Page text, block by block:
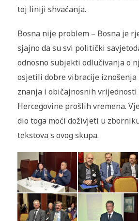
toj liniji shvaćanja.
Bosna nije problem – Bosna je
sjajno da su svi politički
odnosno subjekti odlučivanja o
osjetili dobre vibracije iznošenja
znanja i običajnosnih vrijednosti
Hercegovine prošlih vremena.
dio toga moći doživjeti u
tekstova s ovog skupa.